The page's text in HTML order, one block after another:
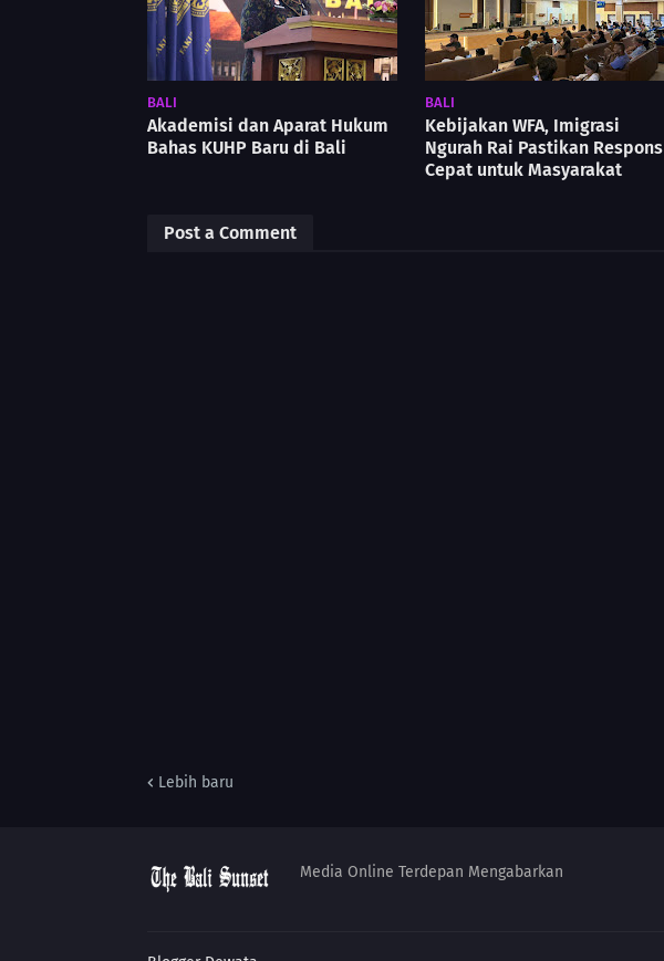
BALI
Akademisi dan Aparat Hukum
Bahas KUHP Baru di Bali
BALI
Kebijakan WFA, Imigrasi
Ngurah Rai Pastikan Respons
Cepat untuk Masyarakat
Post a Comment
Lebih baru
Media Online Terdepan Mengabarkan